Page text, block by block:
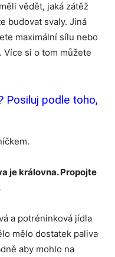
vědět, jaká zátěž
budovat svaly. Jiná
maximální sílu nebo
si o tom můžete
Posiluj podle toho,
je královna. Propojte
a potréninková jídla
mělo dostatek paliva
aby mohlo na